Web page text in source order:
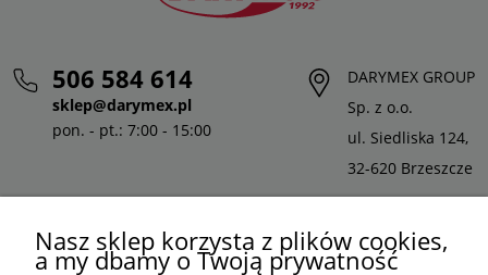
506 584 614
sklep@darymex.pl
pon. - pt.: 7:00 - 15:00
DARYMEX GROUP
Sp. z o.o.
ul. Siedliska 124,
32-620 Brzeszcze
Nasz sklep korzysta z plików cookies,
a my dbamy o Twoją prywatność